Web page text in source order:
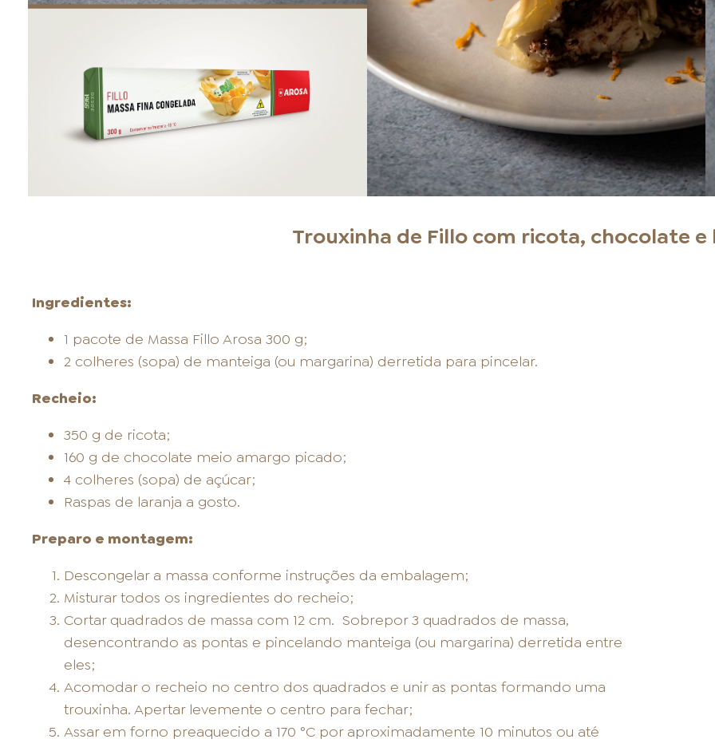
INVERNO
Trouxinha de Fillo com ricota, chocolate e
Ingredientes:
1 pacote de Massa Fillo Arosa 300 g;
2 colheres (sopa) de manteiga (ou margarina) derretida para pincelar.
Recheio:
350 g de ricota;
160 g de chocolate meio amargo picado;
4 colheres (sopa) de açúcar;
Raspas de laranja a gosto.
Preparo e montagem:
Descongelar a massa conforme instruções da embalagem;
Misturar todos os ingredientes do recheio;
Cortar quadrados de massa com 12 cm. Sobrepor 3 quadrados de massa,
desencontrando as pontas e pincelando manteiga (ou margarina) derretida entre
eles;
Acomodar o recheio no centro dos quadrados e unir as pontas formando uma
trouxinha. Apertar levemente o centro para fechar;
Assar em forno preaquecido a 170 °C por aproximadamente 10 minutos ou até